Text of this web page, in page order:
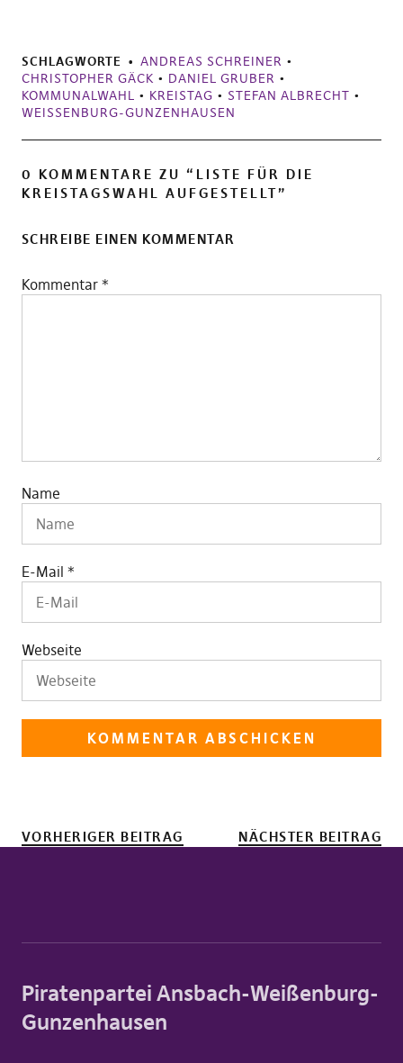
SCHLAGWORTE ANDREAS SCHREINER •
CHRISTOPHER GÄCK • DANIEL GRUBER •
KOMMUNALWAHL • KREISTAG • STEFAN ALBRECHT •
WEISSENBURG-GUNZENHAUSEN
0 KOMMENTARE ZU “ LISTE FÜR DIE
KREISTAGSWAHL AUFGESTELLT”
SCHREIBE EINEN KOMMENTAR
Kommentar *
Name
E-Mail *
Webseite
VORHERIGER BEITRAG NÄCHSTER BEITRAG
Piratenpartei Ansbach-Weißenburg-
Gunzenhausen